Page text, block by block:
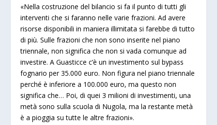
«Nella costruzione del bilancio si fa il punto di tutti gli
interventi che si faranno nelle varie frazioni. Ad avere
risorse disponibili in maniera illimitata si farebbe di tutto
di più. Sulle frazioni che non sono inserite nel piano
triennale, non significa che non si vada comunque ad
investire. A Guasticce c’è un investimento sul bypass
fognario per 35.000 euro. Non figura nel piano triennale
perché è inferiore a 100.000 euro, ma questo non
significa che… Poi, di quei 3 milioni di investimenti, una
metà sono sulla scuola di Nugola, ma la restante metà
è a pioggia su tutte le altre frazioni».